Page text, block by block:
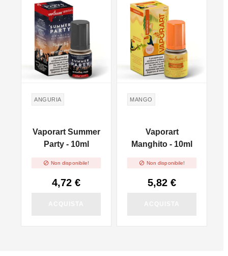
ANGURIA
Vaporart Summer
Party - 10ml
 Non disponibile!
4,72 €
MANGO
Vaporart
Manghito - 10ml
 Non disponibile!
5,82 €